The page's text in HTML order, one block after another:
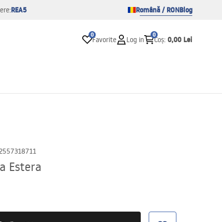
REA5 Română / RONBlog
0
Favorite Log in
0
Coș: 0,00 Lei
Estera